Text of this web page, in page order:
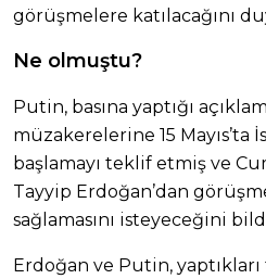
görüşmelere katılacağını
Ne olmuştu?
Putin, basına yaptığı
müzakerelerine 15 Mayıs’ta
başlamayı teklif etmiş ve
Tayyip Erdoğan’dan
sağlamasını isteyeceğini
Erdoğan ve Putin,